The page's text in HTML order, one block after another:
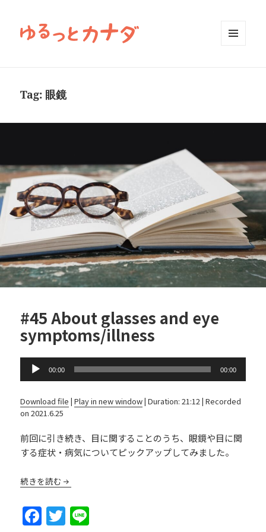
Tag: 眼鏡
#45 About glasses and eye
symptoms/illness
Audio
Player
00:00 00:00
Download file |Play in new window|Duration: 21:12 |Recorded
on 2021.6.25
前回に引き続き、目に関することのうち、眼鏡や目に関
する症状・病気についてピックアップしてみました。
続きを読む
F T